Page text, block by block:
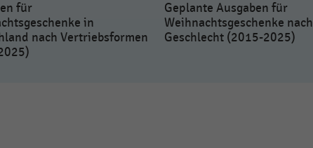
für
in
nach Vertriebsformen
Geplante Ausgaben für
Weihnachtsgeschenke nach
Geschlecht (2015-2025)